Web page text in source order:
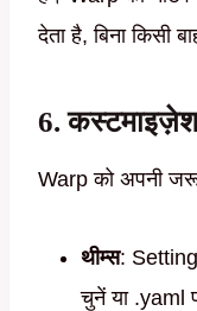
देता है, बिना किसी
6.
Warp को अपनी
थीम्स:
चुनें या .yaml